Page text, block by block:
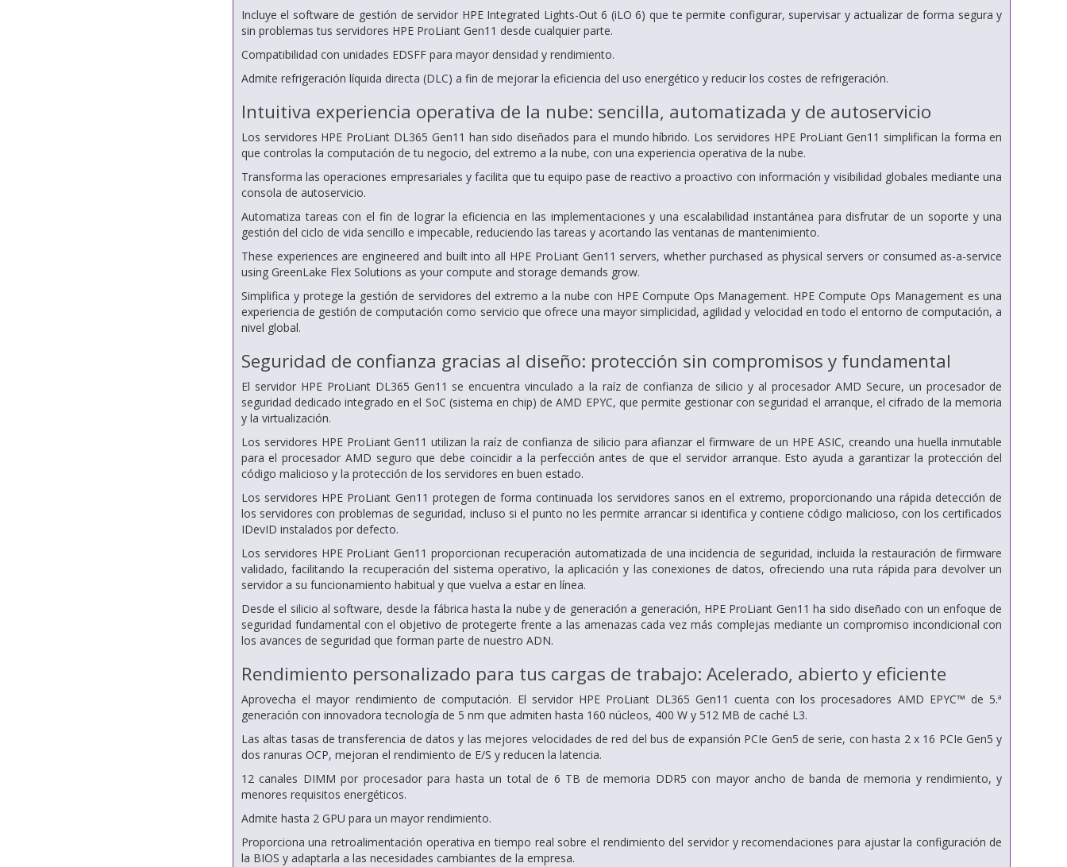
Incluye el software de gestión de servidor HPE Integrated Lights-Out 6 (iLO 6) que te permite configurar, supervisar y actualizar de forma segura y
sin problemas tus servidores HPE ProLiant Gen11 desde cualquier parte.
Compatibilidad con unidades EDSFF para mayor densidad y rendimiento.
Admite refrigeración líquida directa (DLC) a fin de mejorar la eficiencia del uso energético y reducir los costes de refrigeración.
Intuitiva experiencia operativa de la nube: sencilla, automatizada y de autoservicio
Los servidores HPE ProLiant DL365 Gen11 han sido diseñados para el mundo híbrido. Los servidores HPE ProLiant Gen11 simplifican la forma en
que controlas la computación de tu negocio, del extremo a la nube, con una experiencia operativa de la nube.
Transforma las operaciones empresariales y facilita que tu equipo pase de reactivo a proactivo con información y visibilidad globales mediante una
consola de autoservicio.
Automatiza tareas con el fin de lograr la eficiencia en las implementaciones y una escalabilidad instantánea para disfrutar de un soporte y una
gestión del ciclo de vida sencillo e impecable, reduciendo las tareas y acortando las ventanas de mantenimiento.
These experiences are engineered and built into all HPE ProLiant Gen11 servers, whether purchased as physical servers or consumed as-a-service
using GreenLake Flex Solutions as your compute and storage demands grow.
Simplifica y protege la gestión de servidores del extremo a la nube con HPE Compute Ops Management. HPE Compute Ops Management es una
experiencia de gestión de computación como servicio que ofrece una mayor simplicidad, agilidad y velocidad en todo el entorno de computación, a
nivel global.
Seguridad de confianza gracias al diseño: protección sin compromisos y fundamental
El servidor HPE ProLiant DL365 Gen11 se encuentra vinculado a la raíz de confianza de silicio y al procesador AMD Secure, un procesador de
seguridad dedicado integrado en el SoC (sistema en chip) de AMD EPYC, que permite gestionar con seguridad el arranque, el cifrado de la memoria
y la virtualización.
Los servidores HPE ProLiant Gen11 utilizan la raíz de confianza de silicio para afianzar el firmware de un HPE ASIC, creando una huella inmutable
para el procesador AMD seguro que debe coincidir a la perfección antes de que el servidor arranque. Esto ayuda a garantizar la protección del
código malicioso y la protección de los servidores en buen estado.
Los servidores HPE ProLiant Gen11 protegen de forma continuada los servidores sanos en el extremo, proporcionando una rápida detección de
los servidores con problemas de seguridad, incluso si el punto no les permite arrancar si identifica y contiene código malicioso, con los certificados
IDevID instalados por defecto.
Los servidores HPE ProLiant Gen11 proporcionan recuperación automatizada de una incidencia de seguridad, incluida la restauración de firmware
validado, facilitando la recuperación del sistema operativo, la aplicación y las conexiones de datos, ofreciendo una ruta rápida para devolver un
servidor a su funcionamiento habitual y que vuelva a estar en línea.
Desde el silicio al software, desde la fábrica hasta la nube y de generación a generación, HPE ProLiant Gen11 ha sido diseñado con un enfoque de
seguridad fundamental con el objetivo de protegerte frente a las amenazas cada vez más complejas mediante un compromiso incondicional con
los avances de seguridad que forman parte de nuestro ADN.
Rendimiento personalizado para tus cargas de trabajo: Acelerado, abierto y eficiente
Aprovecha el mayor rendimiento de computación. El servidor HPE ProLiant DL365 Gen11 cuenta con los procesadores AMD EPYC™ de 5.ª
generación con innovadora tecnología de 5 nm que admiten hasta 160 núcleos, 400 W y 512 MB de caché L3.
Las altas tasas de transferencia de datos y las mejores velocidades de red del bus de expansión PCIe Gen5 de serie, con hasta 2 x 16 PCIe Gen5 y
dos ranuras OCP, mejoran el rendimiento de E/S y reducen la latencia.
12 canales DIMM por procesador para hasta un total de 6 TB de memoria DDR5 con mayor ancho de banda de memoria y rendimiento, y
menores requisitos energéticos.
Admite hasta 2 GPU para un mayor rendimiento.
Proporciona una retroalimentación operativa en tiempo real sobre el rendimiento del servidor y recomendaciones para ajustar la configuración de
la BIOS y adaptarla a las necesidades cambiantes de la empresa.